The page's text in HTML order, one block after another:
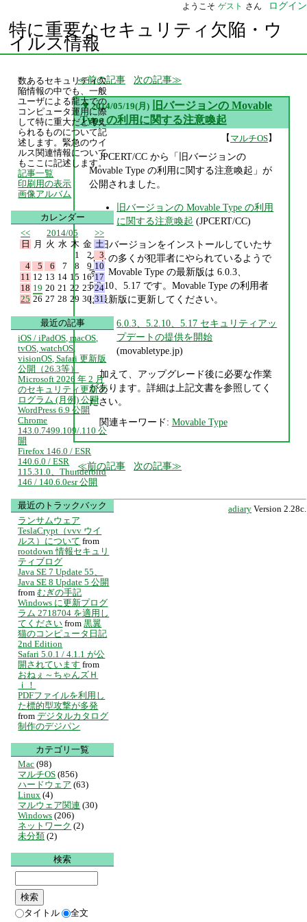
ようこそ ゲスト さん ログイン
特に重要なセキュリティ欠陥・ウ
イルス情報
前の記事 次の記事
▼ 2014/05/19(月)
旧バージョンの Movable
Type の利用に関する注意喚起
【マルチOS】
JPCERT/CC から「旧バージョンの
Movable Type の利用に関する注意喚起」が
公開されました。
旧バージョンの Movable Type の利用
に関する注意喚起 (JPCERT/CC)
旧バージョンをインストールしていたサ
イトの多くが犯罪者にやられているようで
す。Movable Type の最新版は 6.0.3、
5.2.10、5.17 です。Movable Type の利用者
は最新版に更新してください。
6.0.3、5.2.10、5.17 セキュリティアッ
プデートの提供を開始
(movabletype.jp)
加えて、アップグレード後に必要な作業
があります。詳細は上記文書を参照してく
ださい。
関連キーワード: Movable Type
前の記事 次の記事
adiary Version 2.28c.
数あるセキュリティ欠
陥情報の中でも、一般
ユーザによる龍大での
コンピュータ運用に際
して特に重大だと考え
られるものについて記
述します。緊急のウイ
ルス関連情報について
もここに記述します。
記事一覧
印刷用の表示
画像アルバム
カレンダー
<<
2014/05
>>
日
月 火 水 木 金 土
1
2
3
4
5 6 7 8 9 10
11 12 13 14 15 16 17
18 19 20 21 22 23 24
25 26 27 28 29 30 31
最近の記事
iOS / iPadOS, macOS,
tvOS, watchOS,
visionOS, Safari 更新版
公開（26.3等）
Microsoft 2026 年 2 月
のセキュリティ更新プ
ログラム (月例) 公開
WordPress 6.9 公開
Chrome
143.0.7499.109/.110 公
開
Firefox 146.0 / ESR
140.6.0 / ESR
115.31.0、Thunderbird
146 / 140.6.0esr 公開
最近のトラックバック
ランサムウェア
TeslaCrypt（vvv ウイ
ルス）について from
rootdown 情報セキュリ
ティブログ
Java SE 7 Update 55、
Java SE 8 Update 5 公開
from むぎの手記
Windows に更新プログ
ラム 2718704 を適用し
てください from 黒翼
猫のコンピュータ日記
2nd Edition
Safari 5.0.1 / 4.1.1 が公
開されています from
おねぇ～ちゃんズＨ
ｉ！
PDFファイルを利用し
た標的型攻撃が多発
from デジタルカタログ
制作のデジパン
カテゴリ一覧
Mac (98)
マルチOS (856)
ハードウェア (63)
Linux (4)
マルウェア関連 (30)
Windows (206)
ネットワーク (2)
未分類 (2)
検索
タイトル 全文